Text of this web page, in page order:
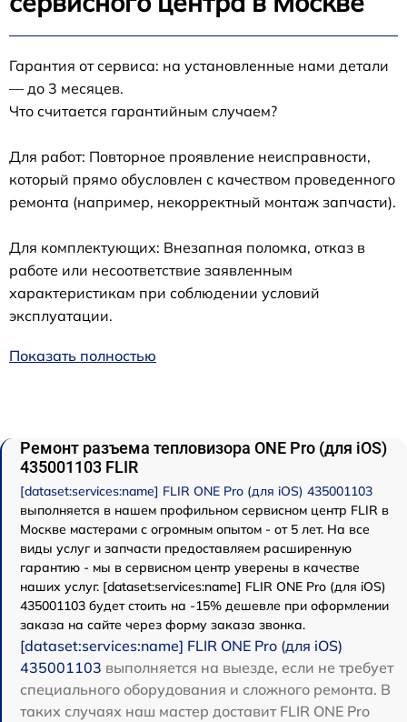
Гарантия от сервиса: на установленные нами детали
— до 3 месяцев.
Что считается гарантийным случаем?
Для работ: Повторное проявление неисправности,
который прямо обусловлен с качеством проведенного
ремонта (например, некорректный монтаж запчасти).
Для комплектующих: Внезапная поломка, отказ в
работе или несоответствие заявленным
характеристикам при соблюдении условий
эксплуатации.
Показать полностью
Ремонт разъема тепловизора ONE Pro (для iOS)
435001103 FLIR
[dataset:services:name] FLIR ONE Pro (для iOS) 435001103
выполняется в нашем профильном сервисном центр FLIR в
Москве мастерами с огромным опытом - от 5 лет. На все
виды услуг и запчасти предоставляем расширенную
гарантию - мы в сервисном центр уверены в качестве
наших услуг. [dataset:services:name] FLIR ONE Pro (для iOS)
435001103 будет стоить на -15% дешевле при оформлении
заказа на сайте через форму заказа звонка.
[dataset:services:name] FLIR ONE Pro (для iOS)
435001103 выполняется на выезде, если не требует
специального оборудования и сложного ремонта. В
таких случаях наш мастер доставит FLIR ONE Pro